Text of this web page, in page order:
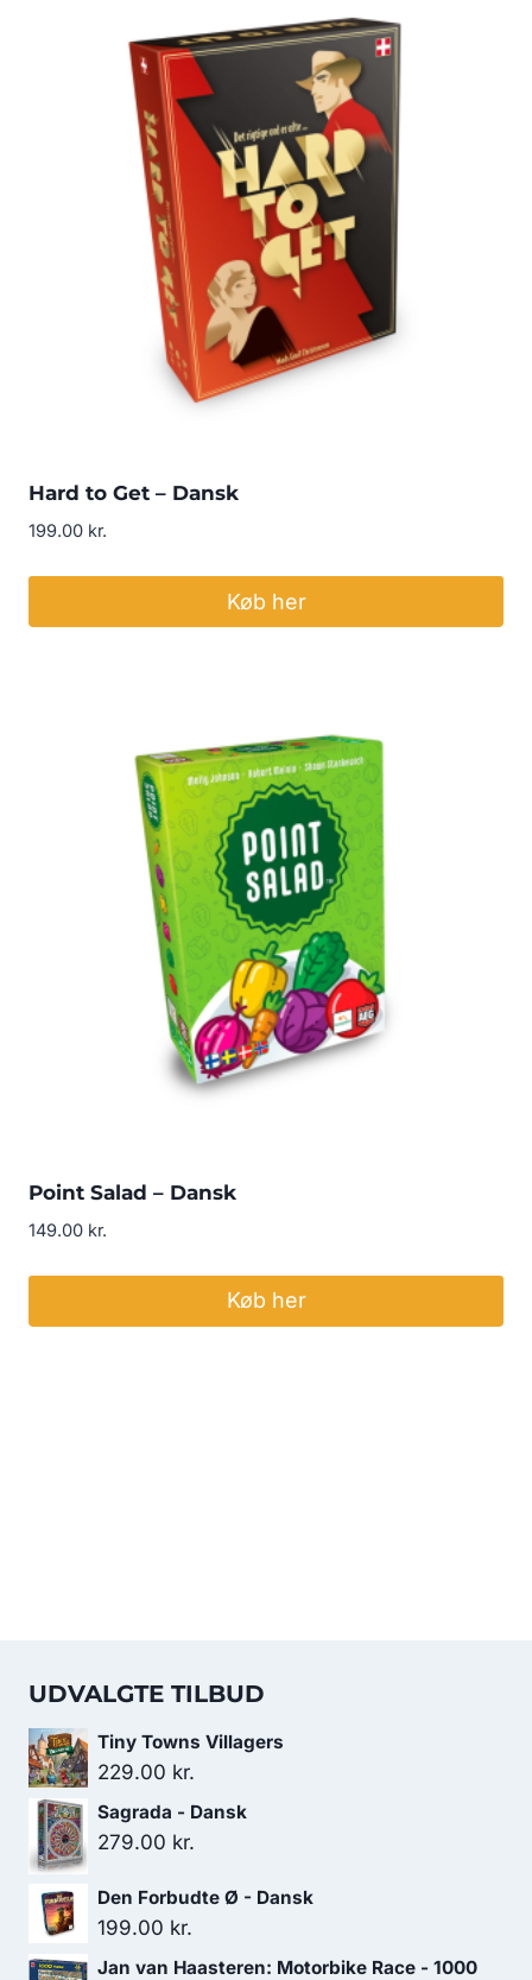
Hard to Get – Dansk
199.00 kr.
Køb her
Point Salad – Dansk
149.00 kr.
Køb her
UDVALGTE TILBUD
Tiny Towns Villagers
229.00 kr.
Sagrada - Dansk
279.00 kr.
Den Forbudte Ø - Dansk
199.00 kr.
Jan van Haasteren: Motorbike Race - 1000